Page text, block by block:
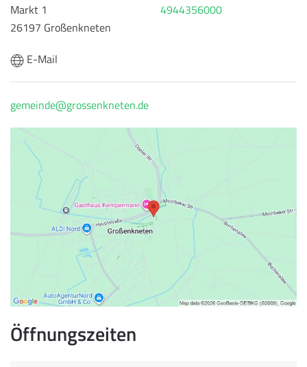
Markt 1
26197 Großenkneten
4944356000
E-Mail
gemeinde@grossenkneten.de
Öffnungszeiten